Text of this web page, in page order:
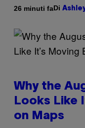
26 minuti faDi
Why the
Looks Like
on Maps